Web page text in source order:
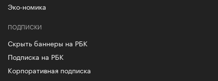
Эко-номика
ПОДПИСКИ
Скрыть баннеры на РБК
Подписка на РБК
Корпоративная подписка